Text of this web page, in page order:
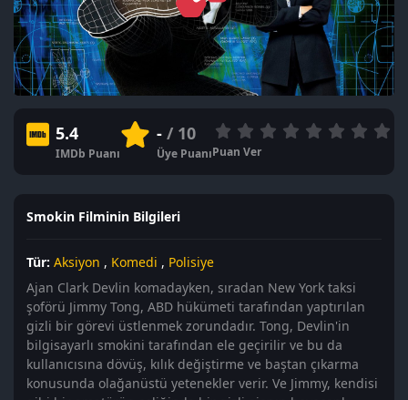
5.4
IMDb Puanı
-/ 10
Üye PuanıPuan Ver
Smokin Filminin Bilgileri
Tür: Aksiyon , Komedi , Polisiye
Ajan Clark Devlin komadayken, sıradan New York taksi
şoförü Jimmy Tong, ABD hükümeti tarafından yaptırılan
gizli bir görevi üstlenmek zorundadır. Tong, Devlin'in
bilgisayarlı smokini tarafından ele geçirilir ve bu da
kullanıcısına dövüş, kılık değiştirme ve baştan çıkarma
konusunda olağanüstü yetenekler verir. Ve Jimmy, kendisi